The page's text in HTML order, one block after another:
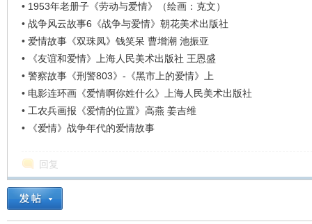
• 1953年老册子《劳动与爱情》（绘画：克文）
• 战争风云故事6《战争与爱情》朝花美术出版社
• 爱情故事《双珠凤》钱笑呆 曹增潮 池振亚
•
《友谊和爱情》上海人民美术出版社 王恩盛
• 警察故事《刑警803》-《黑市上的爱情》上
• 电影连环画《爱情啊你姓什么》上海人民美术出版社
• 工农兵画报《爱情的位置》高燕 姜吉维
•
《爱情》战争年代的爱情故事
回复